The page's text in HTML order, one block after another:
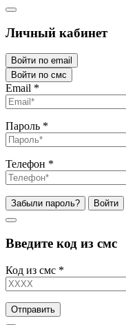
Личный кабинет
Войти по email
Войти по смс
Email *
Пароль *
Телефон *
Забыли пароль? Войти
Введите код из смс
Код из смс *
Отправить